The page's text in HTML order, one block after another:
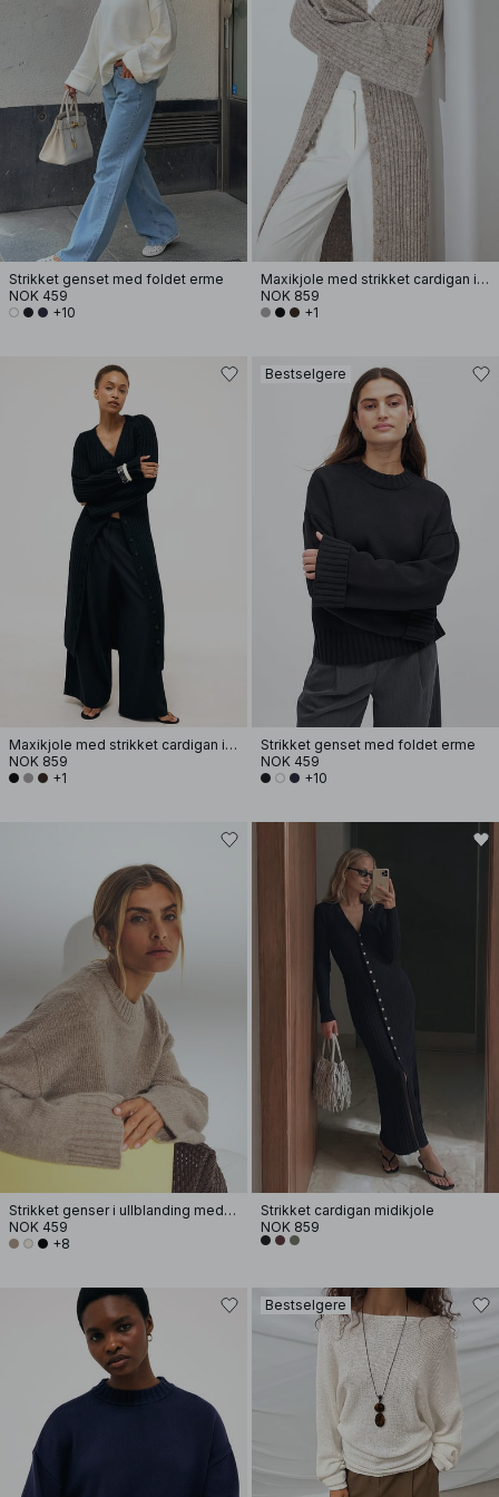
Strikket genset med foldet erme
NOK 459
+10
Maxikjole med strikket cardigan i ullblanding
NOK 859
+1
Maxikjole med strikket cardigan i ullblanding
NOK 859
+1
Bestselgere
Strikket genset med foldet erme
NOK 459
+10
Strikket genser i ullblanding med rund hals
NOK 459
+8
Strikket cardigan midikjole
NOK 859
Bestselgere